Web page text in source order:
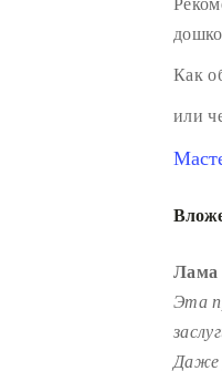
Как
или
Лама
Эта
Даже